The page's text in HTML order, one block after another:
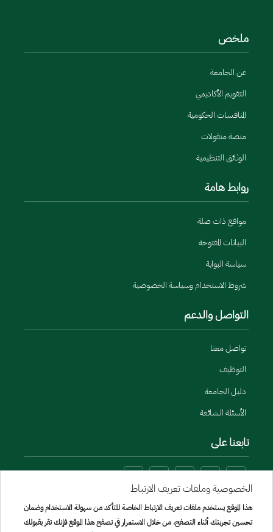
ملخص
عن الجامعة
التقويم الأكاديمي
المنافسات الحكومية
منصة منقولات
الوثائق التنظيمية
روابط هامة
مواقع ذات صلة
البيانات المفتوحة
سياسة البوابة
شروط الاستخدام وسياسة الخصوصية
التواصل والدعم
تواصل معنا
التوظيف
دليل الجامعة
الأسئلة الشائعة
تابعنا على
الخصوصية وملفات تعريف الارتباط
هذا الموقع يستخدم ملفات تعريف الارتباط الخاصة للتأكد من سهولة الاستخدام وضمان
تحسين تجربتك أثناء التصفح، من خلال الاستمرار في تصفح هذا الموقع فإنك تقر بقبولك